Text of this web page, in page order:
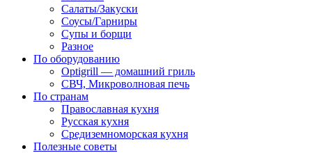
Салаты/Закуски
Соусы/Гарниры
Супы и борщи
Разное
По оборудованию
Optigrill — домашний гриль
СВЧ, Микроволновая печь
По странам
Православная кухня
Русская кухня
Средиземноморская кухня
Полезные советы